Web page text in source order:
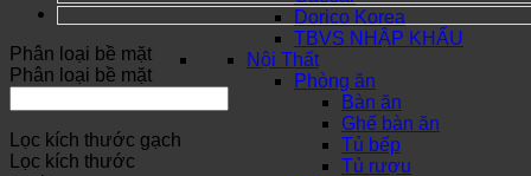
Dorico Korea
TBVS NHẬP KHẨU
Nội Thất
Phòng ăn
Bàn ăn
Ghế bàn ăn
Tủ bếp
Tủ rượu
Phân loại bề mặt
Phân loại bề mặt
Lọc kích thước gạch
Lọc kích thước